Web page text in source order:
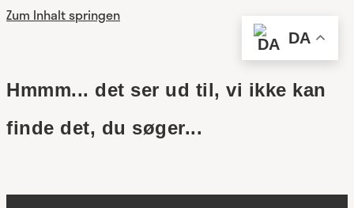
Zum Inhalt springen
Hmmm... det ser ud til, vi ikke kan
finde det, du søger...
DA